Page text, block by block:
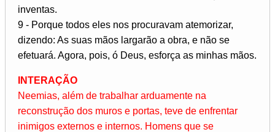
inventas.
9 - Porque todos eles nos procuravam atemorizar,
dizendo: As suas mãos largarão a obra, e não se
efetuará. Agora, pois, ó Deus, esforça as minhas mãos.
INTERAÇÃO
Neemias, além de trabalhar arduamente na
reconstrução dos muros e portas, teve de enfrentar
inimigos externos e internos. Homens que se